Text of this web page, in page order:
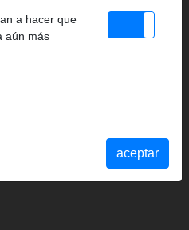
50
ZZ/PZ E01/cortacables
a hacer que
aún más
aceptar